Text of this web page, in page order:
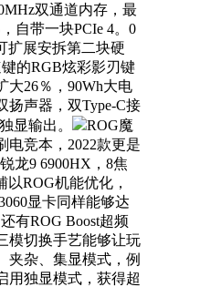
双通道内存，最
自带一块PCIe 4。0
扩展安拆第二块硬
的RGB炫彩影刃键
大26％，90Wh大电
扬声器，双Type-C接
显输出。
ROG魔
电竞本，2022款更是
龙9 6900HX，8焦
以ROG机能优化，
显卡同样能够达
有ROG Boost超频
模切换手艺能够让玩
夹杂、集显模式，例
用独显模式，获得超